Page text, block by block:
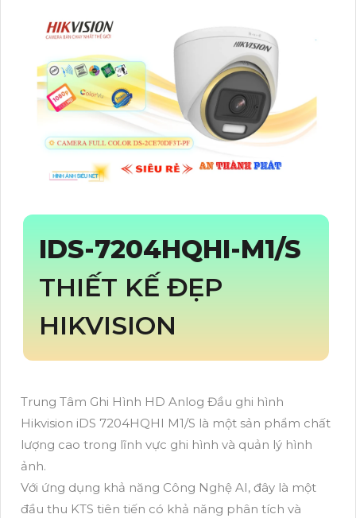
IDS-7204HQHI-M1/S
THIẾT KẾ ĐẸP
HIKVISION
Trung Tâm Ghi Hình HD Anlog Đầu ghi hình
Hikvision iDS 7204HQHI M1/S là một sản phẩm chất
lượng cao trong lĩnh vực ghi hình và quản lý hình
ảnh.
Với ứng dụng khả năng Công Nghệ AI, đây là một
đầu thu KTS tiên tiến có khả năng phân tích và